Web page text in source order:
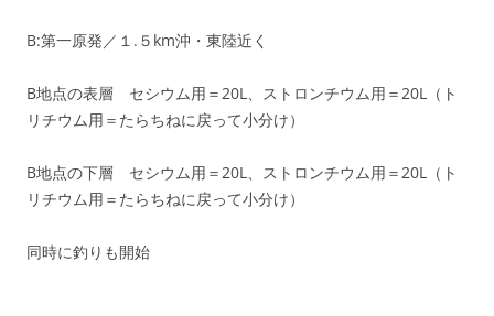
B:第一原発／１.５km沖・東陸近く
B地点の表層 セシウム用＝20L、ストロンチウム用＝20L（ト
リチウム用＝たらちねに戻って小分け）
B地点の下層 セシウム用＝20L、ストロンチウム用＝20L（ト
リチウム用＝たらちねに戻って小分け）
同時に釣りも開始